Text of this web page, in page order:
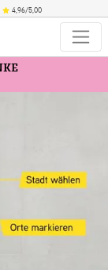
4,96/5,00